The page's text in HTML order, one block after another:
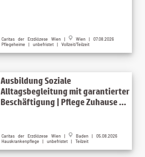
Caritas der Erzdiözese Wien |
Wien | 07.08.2026
Pflegeheime | unbefristet | Vollzeit/Teilzeit
Ausbildung Soziale
Alltagsbegleitung mit garantierter
Beschäftigung | Pflege Zuhause ...
Caritas der Erzdiözese Wien |
Baden | 05.08.2026
Hauskrankenpflege | unbefristet | Teilzeit